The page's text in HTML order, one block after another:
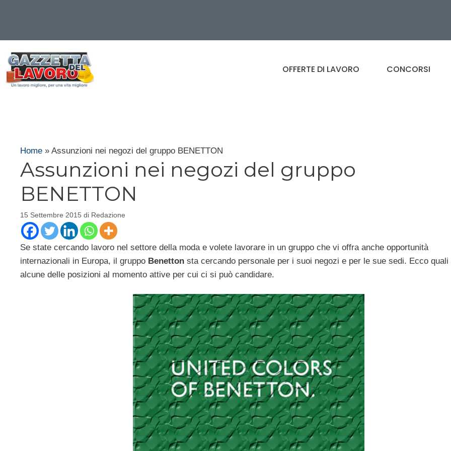
contenuto
OFFERTE DI LAVORO CONCORSI
Home » Assunzioni nei negozi del gruppo BENETTON
Assunzioni nei negozi del gruppo
BENETTON
15 Settembre 2015 di Redazione
Se state cercando lavoro nel settore della moda e volete lavorare in un gruppo che vi offra anche opportunità
internazionali in Europa, il gruppo Benetton sta cercando personale per i suoi negozi e per le sue sedi. Ecco quali
alcune delle posizioni al momento attive per cui ci si può candidare.